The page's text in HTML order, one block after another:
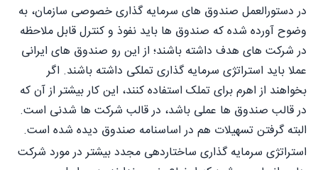
در دستورالعمل صندوق های سرمایه گذاری خصوصی سازمان، به
وضوح آورده شده که صندوق ها باید نفوذ و کنترل قابل ملاحظه
در شرکت های هدف داشته باشند؛ از این رو صندوق های ایرانی
عملا باید استراتژی سرمایه گذاری تملکی داشته باشند. اگر
بخواهند از اهرم برای تملک استفاده کنند، این کار بیشتر از آن که
در قالب صندوق ها عملی باشد، در قالب شرکت ها شدنی است.
البته گرفتن تسهیلات هم در اساسنامه صندوق دیده شده است.
استراتژی سرمایه گذاری ساختاردهی مجدد بیشتر در مورد شرکت